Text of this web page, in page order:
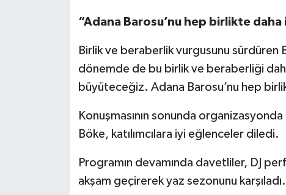
“Adana Barosu’nu hep birlikte daha
Birlik ve beraberlik vurgusunu sürdüren
dönemde de bu birlik ve beraberliği
büyüteceğiz. Adana Barosu’nu hep
Konuşmasının sonunda
Böke, katılımcılara iyi eğlenceler diledi.
Programın devamında davetliler, DJ
akşam geçirerek yaz sezonunu karşıladı.